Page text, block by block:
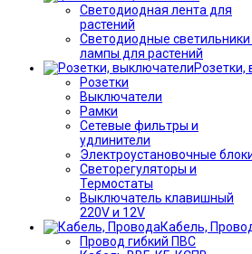
Светодиодная лента для
растений
Светодиодные светильники
лампы для растений
Розетки,
Розетки
Выключатели
Рамки
Сетевые фильтры и
удлинители
Электроустановочные
Светорегуляторы и
Термостаты
Выключатель клавишный
220V и 12V
Кабель,
Провод гибкий ПВС